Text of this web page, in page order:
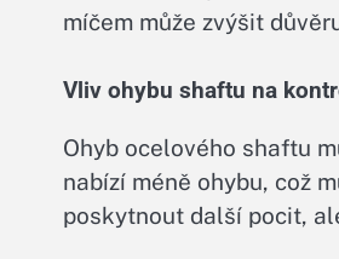
míčem může zvýšit
Vliv ohybu shaftu na
Ohyb ocelového shaftu
nabízí méně ohybu, což
poskytnout další pocit,